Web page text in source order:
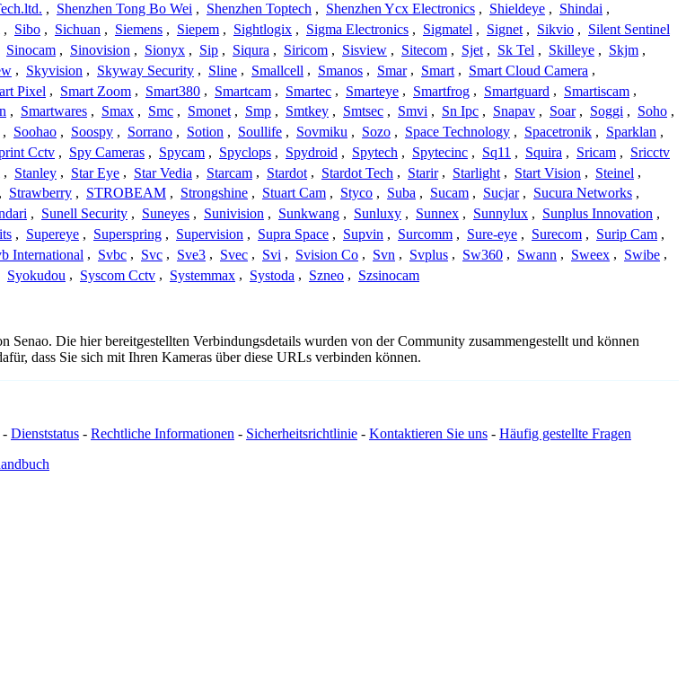
, Shenzhen Tong Bo Wei , Shenzhen Toptech , Shenzhen Ycx Electronics , Shieldeye , Shindai ,
, Sibo , Sichuan , Siemens , Siepem , Sightlogix , Sigma Electronics , Sigmatel , Signet , Sikvio , Silent Sentinel
Sinocam , Sinovision , Sionyx , Sip , Siqura , Siricom , Sisview , Sitecom , Sjet , Sk Tel , Skilleye , Skjm ,
, Skyvision , Skyway Security , Sline , Smallcell , Smanos , Smar , Smart , Smart Cloud Camera ,
Pixel , Smart Zoom , Smart380 , Smartcam , Smartec , Smarteye , Smartfrog , Smartguard , Smartiscam ,
, Smartwares , Smax , Smc , Smonet , Smp , Smtkey , Smtsec , Smvi , Sn Ipc , Snapav , Soar , Soggi , Soho ,
, Soohao , Soospy , Sorrano , Sotion , Soullife , Sovmiku , Sozo , Space Technology , Spacetronik , Sparklan ,
Cctv , Spy Cameras , Spycam , Spyclops , Spydroid , Spytech , Spytecinc , Sq11 , Squira , Sricam , Sricctv
, Stanley , Star Eye , Star Vedia , Starcam , Stardot , Stardot Tech , Starir , Starlight , Start Vision , Steinel ,
, Strawberry , STROBEAM , Strongshine , Stuart Cam , Styco , Suba , Sucam , Sucjar , Sucura Networks ,
, Sunell Security , Suneyes , Sunivision , Sunkwang , Sunluxy , Sunnex , Sunnylux , Sunplus Innovation ,
, Supereye , Superspring , Supervision , Supra Space , Supvin , Surcomm , Sure-eye , Surecom , Surip Cam ,
International , Svbc , Svc , Sve3 , Svec , Svi , Svision Co , Svn , Svplus , Sw360 , Swann , Sweex , Swibe ,
Syokudou , Syscom Cctv , Systemmax , Systoda , Szneo , Szsinocam
Die hier bereitgestellten Verbindungsdetails wurden von der Community zusammengestellt und können
dass Sie sich mit Ihren Kameras über diese URLs verbinden können.
- Dienststatus - Rechtliche Informationen - Sicherheitsrichtlinie - Kontaktieren Sie uns - Häufig gestellte Fragen